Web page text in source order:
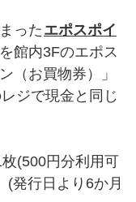
った エポスポイ
を館内3Fのエポス
（お買物券）」
ジで現金と同じ
(500円分利用可
(発行日より6か月